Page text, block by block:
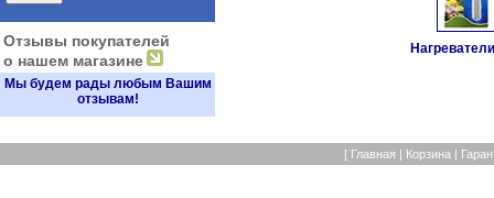
Отзывы покупателей
о нашем магазине
Мы будем рады любым Вашим
отзывам!
[ Главная | Корзина |